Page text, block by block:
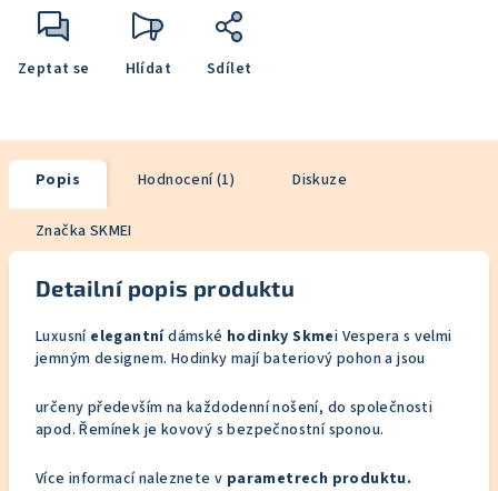
Zeptat se Hlídat Sdílet
Popis Hodnocení (1) Diskuze
Značka SKMEI
Detailní popis produktu
Luxusní elegantnídámské hodinky Skmei Vespera s velmi
jemným designem. Hodinky mají bateriový pohon a jsou
určeny především na každodenní nošení, do společnosti
apod. Řemínek je kovový s bezpečnostní sponou.
Více informací naleznete v parametrech produktu.